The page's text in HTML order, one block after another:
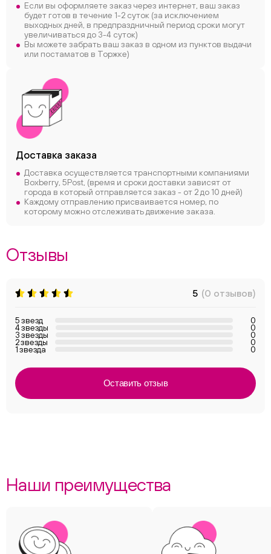
Если вы оформляете заказ через интернет, ваш заказ
будет готов в течение 1-2 суток (за исключением
выходных дней, в предпраздничный период сроки могут
увеличиваться до 3-4 суток)
Вы можете забрать ваш заказ в одном из пунктов выдачи
или постаматов в Торжке)
Доставка заказа
Доставка осуществляется транспортными компаниями
Boxberry, 5Post, (время и сроки доставки зависят от
города в который отправляется заказ - от 2 до 10 дней)
Каждому отправлению присваивается номер, по
которому можно отслеживать движение заказа.
Отзывы
5 (0 отзывов)
5 звезд 0
4 звезды 0
3 звезды 0
2 звезды 0
1 звезда 0
Оставить отзыв
Наши преимущества